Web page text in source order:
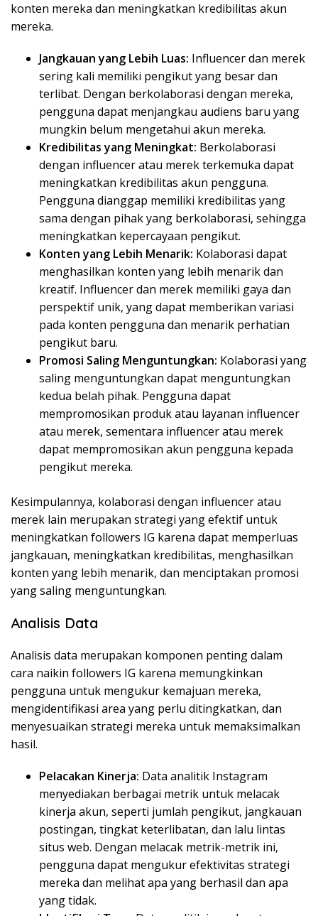
konten mereka dan meningkatkan kredibilitas akun
mereka.
Jangkauan yang Lebih Luas: Influencer dan merek
sering kali memiliki pengikut yang besar dan
terlibat. Dengan berkolaborasi dengan mereka,
pengguna dapat menjangkau audiens baru yang
mungkin belum mengetahui akun mereka.
Kredibilitas yang Meningkat: Berkolaborasi
dengan influencer atau merek terkemuka dapat
meningkatkan kredibilitas akun pengguna.
Pengguna dianggap memiliki kredibilitas yang
sama dengan pihak yang berkolaborasi, sehingga
meningkatkan kepercayaan pengikut.
Konten yang Lebih Menarik: Kolaborasi dapat
menghasilkan konten yang lebih menarik dan
kreatif. Influencer dan merek memiliki gaya dan
perspektif unik, yang dapat memberikan variasi
pada konten pengguna dan menarik perhatian
pengikut baru.
Promosi Saling Menguntungkan: Kolaborasi yang
saling menguntungkan dapat menguntungkan
kedua belah pihak. Pengguna dapat
mempromosikan produk atau layanan influencer
atau merek, sementara influencer atau merek
dapat mempromosikan akun pengguna kepada
pengikut mereka.
Kesimpulannya, kolaborasi dengan influencer atau
merek lain merupakan strategi yang efektif untuk
meningkatkan followers IG karena dapat memperluas
jangkauan, meningkatkan kredibilitas, menghasilkan
konten yang lebih menarik, dan menciptakan promosi
yang saling menguntungkan.
Analisis Data
Analisis data merupakan komponen penting dalam
cara naikin followers IG karena memungkinkan
pengguna untuk mengukur kemajuan mereka,
mengidentifikasi area yang perlu ditingkatkan, dan
menyesuaikan strategi mereka untuk memaksimalkan
hasil.
Pelacakan Kinerja: Data analitik Instagram
menyediakan berbagai metrik untuk melacak
kinerja akun, seperti jumlah pengikut, jangkauan
postingan, tingkat keterlibatan, dan lalu lintas
situs web. Dengan melacak metrik-metrik ini,
pengguna dapat mengukur efektivitas strategi
mereka dan melihat apa yang berhasil dan apa
yang tidak.